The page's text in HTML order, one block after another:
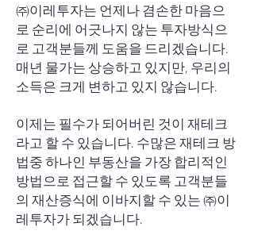
㈜이레투자는 언제나 겸손한 마음으
로 순리에 어긋나지 않는 투자방식으
로 고객분들께 도움을 드리겠습니다.
매년 물가는 상승하고 있지만, 우리의
소득은 크게 변하고 있지 않습니다.
이제는 필수가 되어버린 것이 재테크
라고 할 수 있습니다. 수많은 재테크 방
법중 하나인 부동산을 가장 합리적인
방법으로 접근할 수 있도록 고객분들
의 재산증식에 이바지할 수 있는 ㈜이
레투자가 되겠습니다.